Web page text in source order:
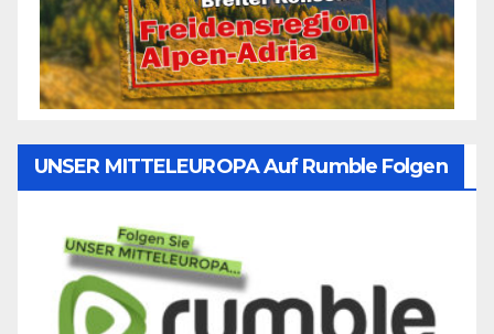
UNSER MITTELEUROPA Auf Rumble Folgen